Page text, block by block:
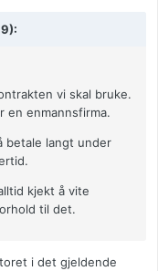
vi skal bruke.
en enmannsfirma.
betale langt under
kjekt å vite
til det.
i det gjeldende